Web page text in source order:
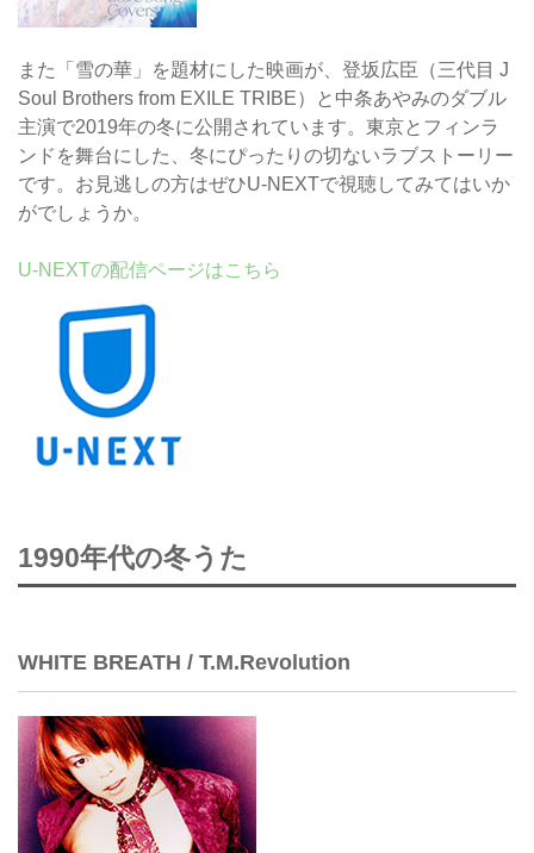
また「雪の華」を題材にした映画が、登坂広臣（三代目 J
Soul Brothers from EXILE TRIBE）と中条あやみのダブル
主演で2019年の冬に公開されています。東京とフィンラ
ンドを舞台にした、冬にぴったりの切ないラブストーリー
です。お見逃しの方はぜひU-NEXTで視聴してみてはいか
がでしょうか。
U-NEXTの配信ページはこちら
1990年代の冬うた
WHITE BREATH / T.M.Revolution